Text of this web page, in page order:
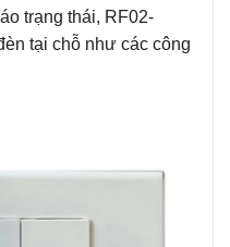
trạng thái, RF02-
tại chỗ như các công